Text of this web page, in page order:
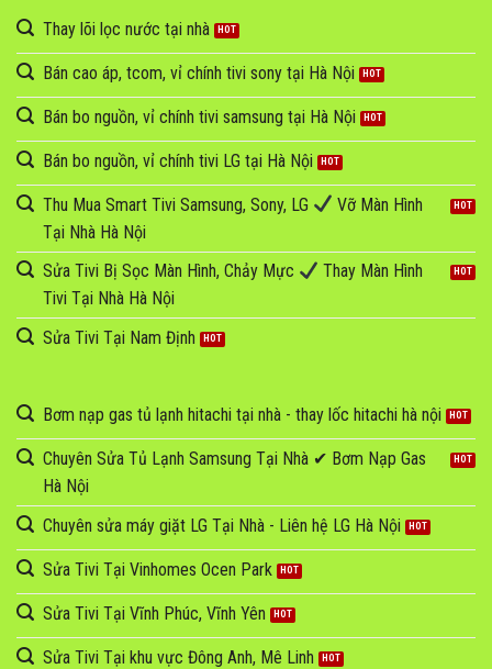
Thay lõi lọc nước tại nhà
Bán cao áp, tcom, vỉ chính tivi sony tại Hà Nội
Bán bo nguồn, vỉ chính tivi samsung tại Hà Nội
Bán bo nguồn, vỉ chính tivi LG tại Hà Nội
Thu Mua Smart Tivi Samsung, Sony, LG
Vỡ Màn Hình
Tại Nhà Hà Nội
Sửa Tivi Bị Sọc Màn Hình, Chảy Mực
Thay Màn Hình
Tivi Tại Nhà Hà Nội
Sửa Tivi Tại Nam Định
Bơm nạp gas tủ lạnh hitachi tại nhà - thay lốc hitachi hà nội
Chuyên Sửa Tủ Lạnh Samsung Tại Nhà ✔ Bơm Nạp Gas
Hà Nội
Chuyên sửa máy giặt LG Tại Nhà - Liên hệ LG Hà Nội
Sửa Tivi Tại Vinhomes Ocen Park
Sửa Tivi Tại Vĩnh Phúc, Vĩnh Yên
Sửa Tivi Tại khu vực Đông Anh, Mê Linh